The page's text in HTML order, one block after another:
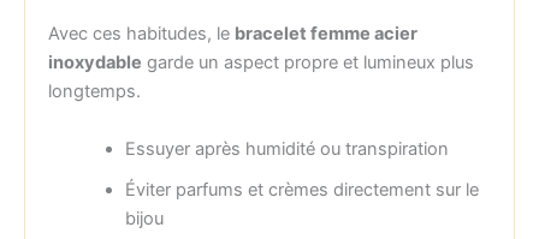
Avec ces habitudes, le bracelet femme acier
inoxydable garde un aspect propre et lumineux plus
longtemps.
Essuyer après humidité ou transpiration
Éviter parfums et crèmes directement sur le
bijou